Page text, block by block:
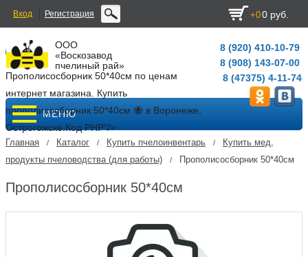
Вход Регистрация +00 руб.
ООО
«Воскозавод
пчелиный рай»
Прополисосборник 50*40см по ценам
интернет магазина. Купить
прополисосборник 50*40см 🐝 в Воронеже,
Острогожске. Код PHP"/>
8 (920) 410-10-79
8 (908) 143-07-00
8 (47375) 4-11-74
МЕНЮ
Главная / Каталог / Купить пчелоинвентарь /
Купить мед,
продукты пчеловодства (для работы)
/ Прополисосборник 50*40см
Прополисосборник 50*40см